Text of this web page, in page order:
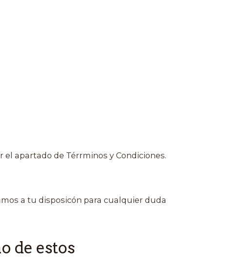
apartado de Térrminos y Condiciones.
a tu disposicón para cualquier duda
de estos